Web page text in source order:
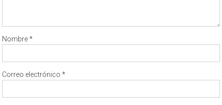
Nombre*
Correo electrónico*